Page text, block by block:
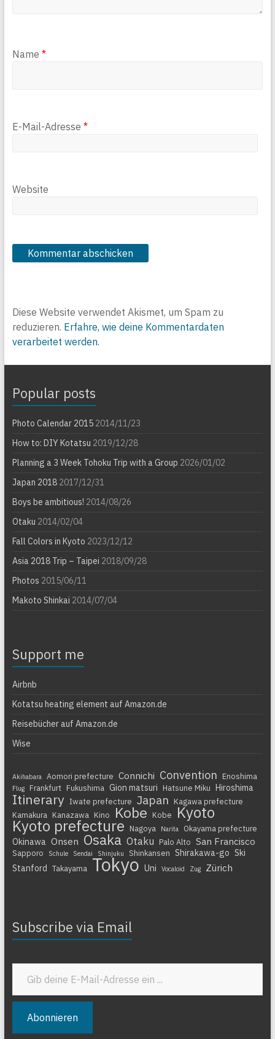
Name *
E-Mail-Adresse *
Website
Diese Website verwendet Akismet, um Spam zu
reduzieren. Erfahre, wie deine Kommentardaten
verarbeitet werden.
Popular posts
Photo Calendar 20152014/11/23
How to: DIY Kotatsu 2019/12/28
Planning a 3 Week Tohoku Trip with a Group 2026/01/02
Japan 20182017/12/31
Boys be ambitious! 2014/08/26
Otaku 2014/02/04
Fall Colors in Kyoto 2023/12/12
Asia 2018 Trip – Taipei 2018/09/28
Photos 2015/06/11
Makoto Shinkai 2014/07/04
Support me
Airbnb
Kotatsu heating element auf Amazon.de
Reisebücher auf Amazon.de
Wise
Akihabara Aomori prefecture Connichi Convention Enoshima
Flug Frankfurt Fukushima Gion matsuri Hatsune Miku Hiroshima
Itinerary Iwate prefecture Japan
Kagawa prefecture
Kamakura
Kanazawa Kino Kobe Kobe Kyoto
Kyoto prefecture Nagoya Narita Okayama prefecture
Okinawa Onsen Osaka Otaku Palo Alto San Francisco
Sapporo Schule Sendai Shinjuku Shinkansen Shirakawa-go Ski
Stanford Takayama Tokyo Uni Vocaloid Zug Zürich
Subscribe via Email
Gib deine E-Mail-Adresse ein ...
Abonnieren